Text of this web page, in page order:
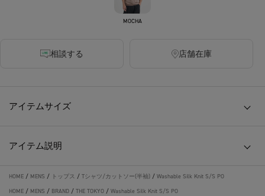
MOCHA
相談する 店舗在庫
アイテムサイズ
アイテム説明
HOME / MENS / トップス / Tシャツ/カットソー(半袖) / Washable Silk Knit S/S PO
HOME / MENS / BRAND / THE TOKYO / Washable Silk Knit S/S PO